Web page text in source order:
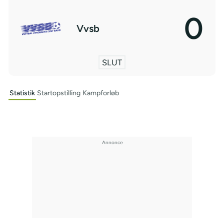
Vvsb 0
SLUT
Statistik Startopstilling Kampforløb